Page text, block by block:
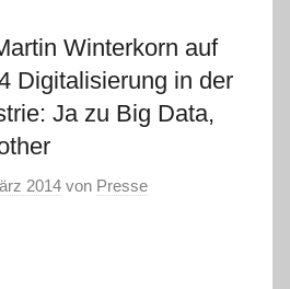
Winterkorn auf
Digitalisierung in der
Ja zu Big Data,
2014 von Presse